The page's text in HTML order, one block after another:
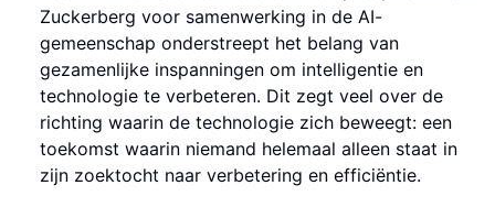
Zuckerberg voor samenwerking in de AI-
gemeenschap onderstreept het belang van
gezamenlijke inspanningen om intelligentie en
technologie te verbeteren. Dit zegt veel over de
richting waarin de technologie zich beweegt: een
toekomst waarin niemand helemaal alleen staat in
zijn zoektocht naar verbetering en efficiëntie.